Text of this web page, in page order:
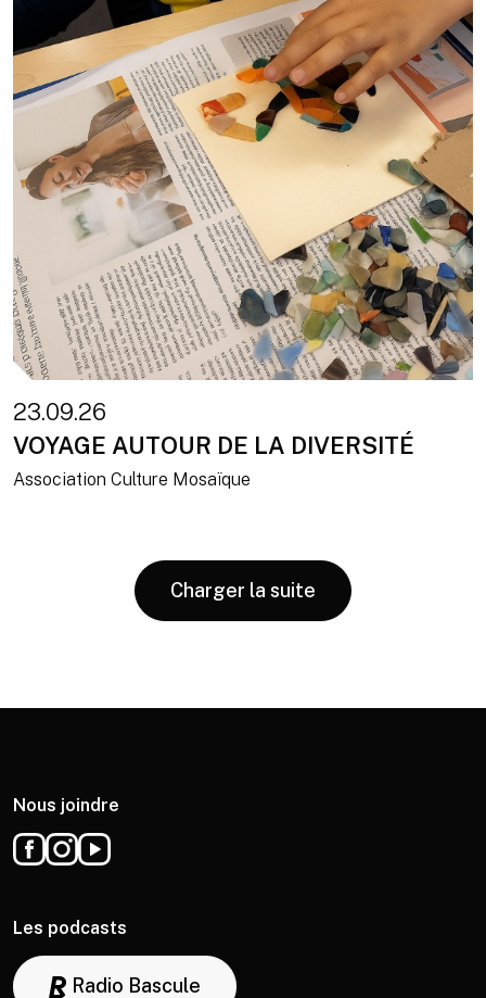
23.09.26
VOYAGE AUTOUR DE LA DIVERSITÉ
Association Culture Mosaïque
Charger la suite
Nous joindre
Les podcasts
Radio Bascule